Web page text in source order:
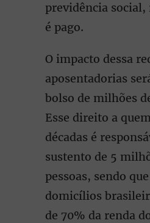
previdência social,
é pago.
O impacto dessa
aposentadorias
bolso de milhões
Esse direito a
décadas é
sustento de 5
pessoas, sendo
domicílios
de 70% da renda